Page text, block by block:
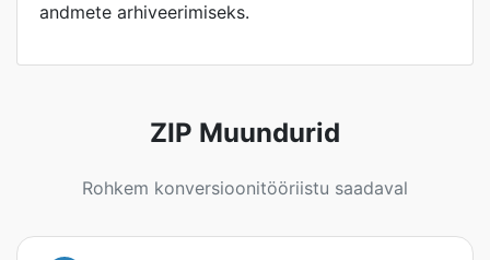
andmete arhiveerimiseks.
ZIP Muundurid
Rohkem konversioonitööriistu saadaval